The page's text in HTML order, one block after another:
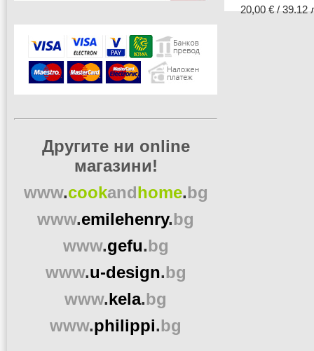
20,00 € / 39.12
Другите ни online
магазини!
www.cookandhome.bg
www.emilehenry.bg
www.gefu.bg
www.u-design.bg
www.kela.bg
www.philippi.bg